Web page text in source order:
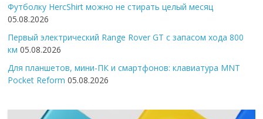
Футболку HercShirt можно не стирать целый месяц
05.08.2026
Первый электрический Range Rover GT с запасом хода 800
км 05.08.2026
Для планшетов, мини-ПК и смартфонов: клавиатура MNT
Pocket Reform 05.08.2026